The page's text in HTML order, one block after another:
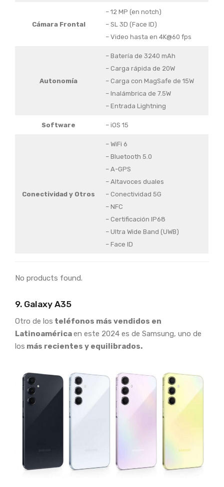
Cámara Frontal
– 12 MP (en notch)
– SL 3D (Face ID)
– Video hasta en 4K@60 fps
Autonomía
– Batería de 3240 mAh
– Carga rápida de 20W
– Carga con MagSafe de 15W
– Inalámbrica de 7.5W
– Entrada Lightning
Software – iOS 15
Conectividad y Otros
– WiFi 6
– Bluetooth 5.0
– A-GPS
– Altavoces duales
– Conectividad 5G
– NFC
– Certificación IP68
– Ultra Wide Band (UWB)
– Face ID
No products found.
9. Galaxy A35
Otro de los teléfonos más vendidos en
Latinoaméricaen este 2024 es de Samsung, uno de
los más recientes y equilibrados.